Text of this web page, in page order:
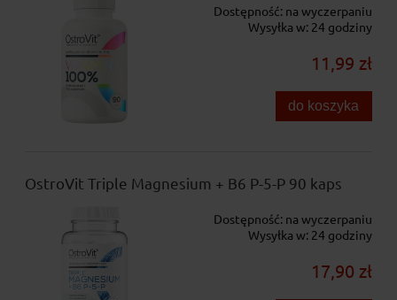
Dostępność: na wyczerpaniu
Wysyłka w: 24 godziny
11,99 zł
do koszyka
OstroVit Triple Magnesium + B6 P-5-P 90 kaps
Dostępność: na wyczerpaniu
Wysyłka w: 24 godziny
17,90 zł